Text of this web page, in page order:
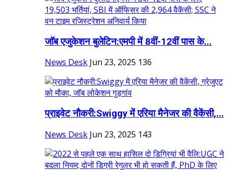
जॉब एजुकेशन बुलेटिन:एमपी में 8वीं-12वीं पास के...
News Desk Jun 23, 2025 136
प्राइवेट नौकरी:Swiggy में एरिया मैनेजर की वैकेंसी,...
News Desk Jun 23, 2025 143